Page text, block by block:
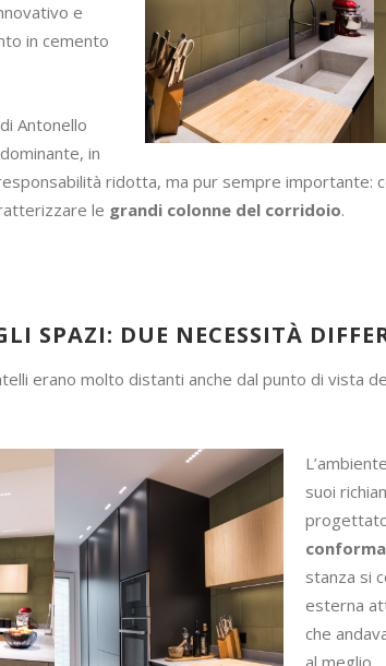
e
in cemento
Antonello
in
ridotta, ma pur sempre importante:
le grandi colonne del corridoio.
SPAZI: DUE NECESSITÀ
erano molto distanti anche dal punto di vista
suoi
stanza si
esterna
che